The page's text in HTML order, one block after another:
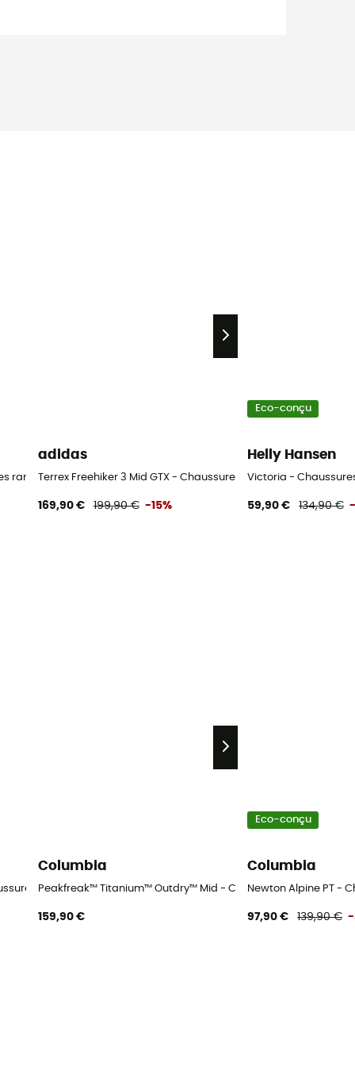
randonnée femme
adidas
Terrex Freehiker 3 Mid GTX - Chaussures randonnée femme
169,90 € 199,90 € -15%
Eco-conçu
Helly Hansen
Victoria -
59,90 € 134,90 €
randonnée femme
Columbia
Peakfreak™ Titanium™ Outdry™ Mid - Chaussures randonnée
159,90 €
Eco-conçu
Columbia
Newton Alpine PT -
97,90 € 139,90 € -